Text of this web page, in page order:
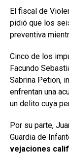
El fiscal de
pidió que los
preventiva
Cinco de los
Facundo
Sabrina Petion,
enfrentan una
un delito cuya
Por su parte,
Guardia de
vejaciones